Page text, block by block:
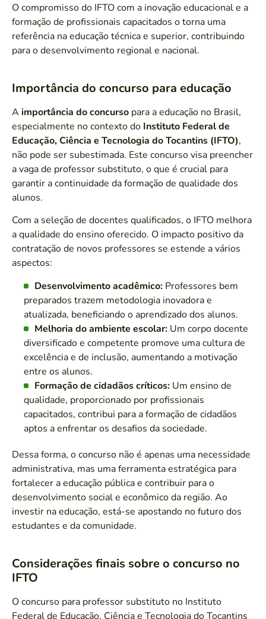
O compromisso do IFTO com a inovação educacional e a
formação de profissionais capacitados o torna uma
referência na educação técnica e superior, contribuindo
para o desenvolvimento regional e nacional.
Importância do concurso para educação
A importância do concurso para a educação no Brasil,
especialmente no contexto do Instituto Federal de
Educação, Ciência e Tecnologia do Tocantins (IFTO),
não pode ser subestimada. Este concurso visa preencher
a vaga de professor substituto, o que é crucial para
garantir a continuidade da formação de qualidade dos
alunos.
Com a seleção de docentes qualificados, o IFTO melhora
a qualidade do ensino oferecido. O impacto positivo da
contratação de novos professores se estende a vários
aspectos:
Desenvolvimento acadêmico: Professores bem
preparados trazem metodologia inovadora e
atualizada, beneficiando o aprendizado dos alunos.
Melhoria do ambiente escolar: Um corpo docente
diversificado e competente promove uma cultura de
excelência e de inclusão, aumentando a motivação
entre os alunos.
Formação de cidadãos críticos: Um ensino de
qualidade, proporcionado por profissionais
capacitados, contribui para a formação de cidadãos
aptos a enfrentar os desafios da sociedade.
Dessa forma, o concurso não é apenas uma necessidade
administrativa, mas uma ferramenta estratégica para
fortalecer a educação pública e contribuir para o
desenvolvimento social e econômico da região. Ao
investir na educação, está-se apostando no futuro dos
estudantes e da comunidade.
Considerações finais sobre o concurso no
IFTO
O concurso para professor substituto no Instituto
Federal de Educação, Ciência e Tecnologia do Tocantins